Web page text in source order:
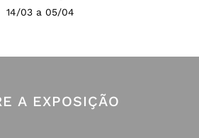
14/03 a 05/04
A EXPOSIÇÃO